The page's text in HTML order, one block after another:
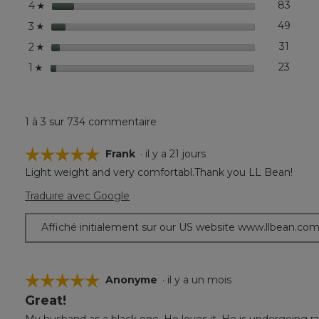
4 ☆ étoiles 83
3 ☆ étoiles 49
2 ☆ étoiles 31
1 ☆ étoiles 23
1 à 3 sur 734 commentaire
☆☆☆☆☆
☆☆☆☆☆
sur
5.
Frank · il y a 21 jours
Light weight and very comfortabl.Thank you LL Bean!
Traduire avec Google
Affiché initialement sur our US website www.llbean.com
☆☆☆☆☆
☆☆☆☆☆
5
Anonyme · il y a un mois
Great!